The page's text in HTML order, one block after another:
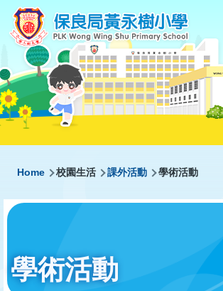
Skip to main content
Main
navigation
Breadcrumb
Home 校園生活 課外活動 學術活動
學術活動